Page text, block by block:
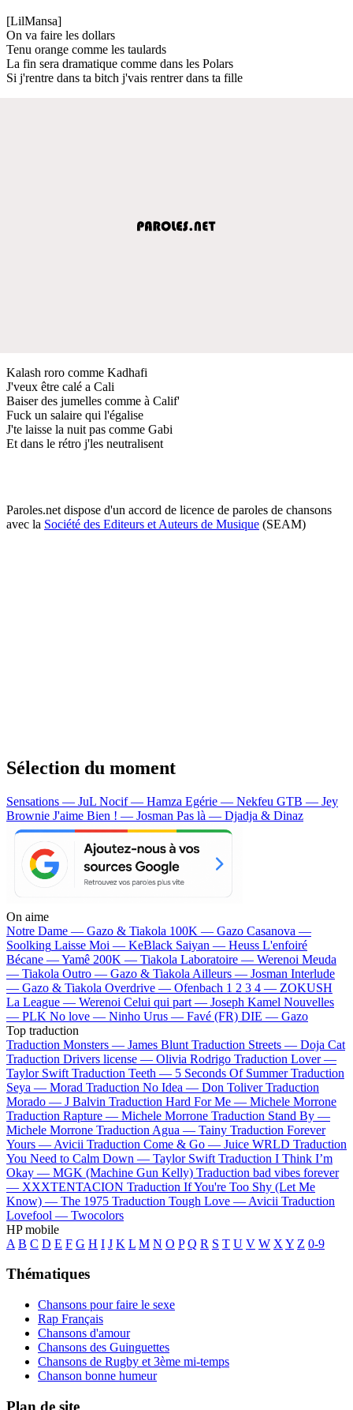
[LilMansa]
On va faire les dollars
Tenu orange comme les taulards
La fin sera dramatique comme dans les Polars
Si j'rentre dans ta bitch j'vais rentrer dans ta fille
Kalash roro comme Kadhafi
J'veux être calé a Cali
Baiser des jumelles comme à Calif'
Fuck un salaire qui l'égalise
J'te laisse la nuit pas comme Gabi
Et dans le rétro j'les neutralisent
Paroles.net dispose d'un accord de licence de paroles de chansons
avec la Société des Editeurs et Auteurs de Musique (SEAM)
Sélection du moment
Sensations — JuL Nocif — Hamza Egérie — Nekfeu GTB — Jey
Brownie J'aime Bien ! — Josman Pas là — Djadja & Dinaz
On aime
Notre Dame — Gazo & Tiakola 100K — Gazo Casanova —
Soolking Laisse Moi — KeBlack Saiyan — Heuss L'enfoiré
Bécane —Yamê 200K — Tiakola Laboratoire — Werenoi Meuda
— Tiakola Outro — Gazo & Tiakola Ailleurs — Josman Interlude
— Gazo & Tiakola Overdrive — Ofenbach 1 2 3 4 — ZOKUSH
La League — Werenoi Celui qui part — Joseph Kamel Nouvelles
— PLK No love — Ninho Urus — Favé (FR) DIE — Gazo
Top traduction
Traduction Monsters — James Blunt Traduction Streets — Doja Cat
Traduction Drivers license — Olivia Rodrigo Traduction Lover —
Taylor Swift Traduction Teeth — 5 Seconds Of Summer Traduction
Seya — Morad Traduction No Idea — Don Toliver Traduction
Morado — J Balvin Traduction Hard For Me — Michele Morrone
Traduction Rapture — Michele Morrone Traduction Stand By —
Michele Morrone Traduction Agua — Tainy Traduction Forever
Yours — Avicii Traduction Come & Go — Juice WRLD Traduction
You Need to Calm Down — Taylor Swift Traduction I Think I’m
Okay — MGK (Machine Gun Kelly) Traduction bad vibes forever
— XXXTENTACION Traduction If You're Too Shy (Let Me
Know) — The 1975 Traduction Tough Love — Avicii Traduction
Lovefool — Twocolors
HP mobile
A B C D E F G H I J K L M N O P Q R S T U V W X Y Z 0-9
Thématiques
Chansons pour faire le sexe
Rap Français
Chansons d'amour
Chansons des Guinguettes
Chansons de Rugby et 3ème mi-temps
Chanson bonne humeur
Plan de site